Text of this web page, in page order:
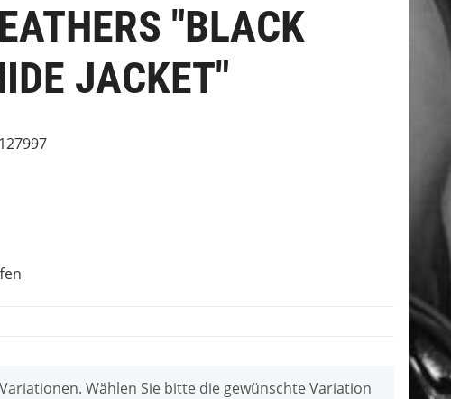
"BLACK
JACKET"
Wählen Sie bitte die gewünschte Variation